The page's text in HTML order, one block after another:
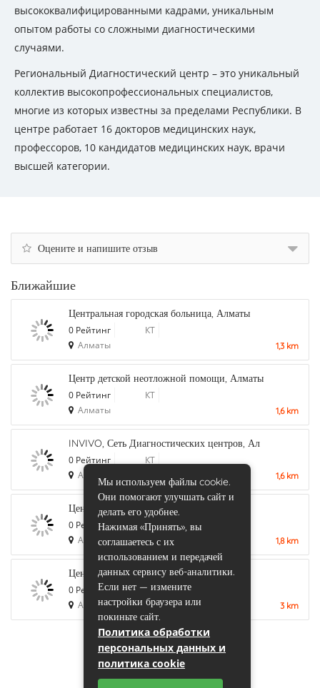
высококвалифицированными кадрами, уникальным
опытом работы со сложными диагностическими
случаями.
Региональный Диагностический центр – это уникальный
коллектив высокопрофессиональных специалистов,
многие из которых известны за пределами Республики. В
центре работает 16 докторов медицинских наук,
профессоров, 10 кандидатов медицинских наук, врачи
высшей категории.
Оцените и напишите отзыв
Ближайшие
Центральная городская больница, Алматы
0 Рейтинг
КТ
Алматы
1,3 km
Центр детской неотложной помощи, Алматы
0 Рейтинг
КТ
Алматы
1,6 km
INVIVO, Сеть Диагностических центров, Ал
0 Рейтинг
КТ
Алматы
1,6 km
Центр МРТ Лидер, на Гагарина, Алматы
0 Рейтинг
МРТ
Алматы
1,8 km
Центр МРТ Лидер, на Макатаева, Алматы
0 Рейтинг
МРТ
Алматы
3 km
Мы используем файлы cookie.
Они помогают улучшать сайт и
делать его удобнее.
Нажимая «Принять», вы
соглашаетесь с их
использованием и передачей
данных сервису веб-аналитики.
Если нет — измените
настройки браузера или
покиньте сайт.
Политика обработки
персональных данных и
политика cookie